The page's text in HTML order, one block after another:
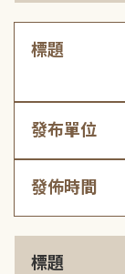
標題
發布單位
發佈時間
標題